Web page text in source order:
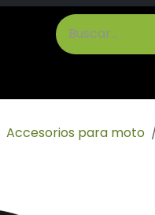
Accesorios para moto